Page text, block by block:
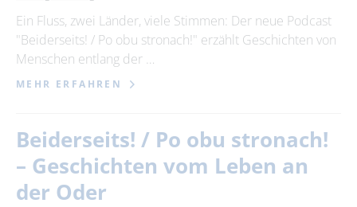
Ein Fluss, zwei Länder, viele Stimmen: Der neue Podcast
"Beiderseits! / Po obu stronach!" erzählt Geschichten von
Menschen entlang der …
MEHR ERFAHREN
Beiderseits! / Po obu stronach!
– Geschichten vom Leben an
der Oder